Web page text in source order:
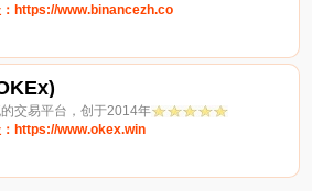
：https://www.binancezh.co
交易平台，创于2014年
：https://www.okex.win